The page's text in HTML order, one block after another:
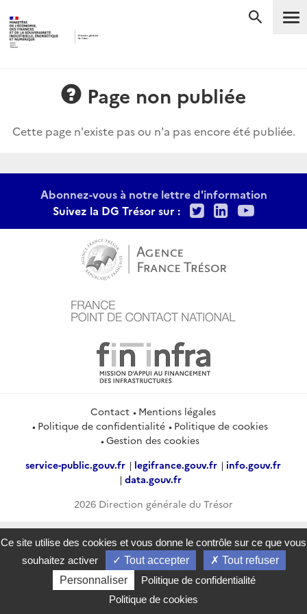
Page non publiée
Cette page n'existe pas ou n'a pas encore été publiée.
Abonnez-vous à notre lettre d'information
Suivez la DG Trésor sur :
TwitterLinkedIn
Contact
Mentions légales
Politique de confidentialité
Politique de cookies
Gestion des cookies
service-public.gouv.fr
legifrance.gouv.fr
info.gouv.fr
data.gouv.fr
2026 Direction générale du Trésor
Ce site utilise des cookies et vous donne le contrôle sur ce que vous
souhaitez activer
Tout accepter
Tout refuser
Personnaliser
Politique de confidentialité
Politique de cookies